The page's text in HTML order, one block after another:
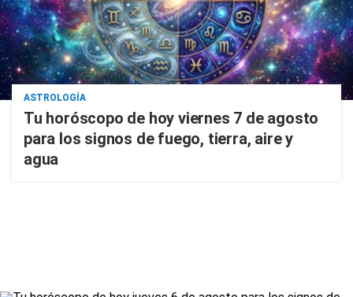
ASTROLOGÍA
Tu horóscopo de hoy viernes 7 de agosto
para los signos de fuego, tierra, aire y
agua